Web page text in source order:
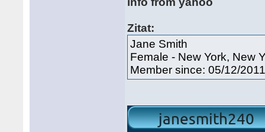
Zitat:
Jane Smith
Female - New York, New
Member since: 05/12/